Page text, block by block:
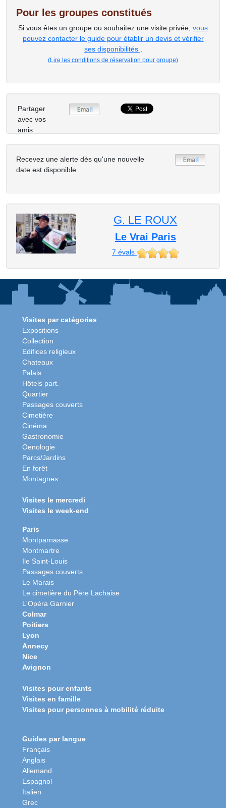
Pour les groupes constitués
Si vous êtes un groupe ou souhaitez une visite privée, vous
pouvez contacter le guide pour établir un devis et vérifier
ses disponibilités
(Lire les conditions de réservation pour groupe)
Partager
avec vos
amis
Recevez une alerte dès qu'une nouvelle
date est disponible
G. LE ROUX
Le Vrai Paris
7 évals
Visites par catégories
Expositions
Collection
Edifices religieux
Chateaux
Palais
Hôtels part.
Quartier
Passages couverts
Cimetière
Cinéma
Gastronomie
Oenologie
Parcs/Jardins
En forêt
Montagnes
Visites le mercredi
Visites le week-end
Paris
Montparnasse
Montmartre
Ile Saint-Louis
Passages couverts
Le Marais
Le cimetière du Père Lachaise
L'Opéra Garnier
Colmar
Poitiers
Lyon
Annecy
Nice
Avignon
Visites pour enfants
Visites en famille
Visites pour personnes à mobilité réduite
Guides par langue
Français
Anglais
Allemand
Espagnol
Italien
Grec